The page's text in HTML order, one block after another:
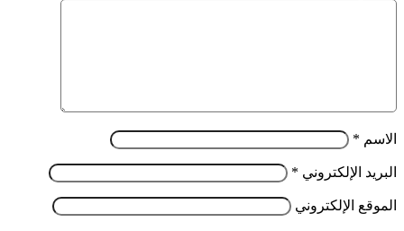
الاسم *
البريد الإلكتروني *
الموقع الإلكتروني